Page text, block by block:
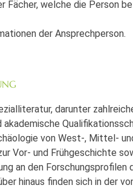
Fächer, welche die Person
der Ansprechperson.
darunter
von West-, Mittel-
Vor- und Frühgeschichte
an den Forschungsprofilen
hinaus finden sich in der